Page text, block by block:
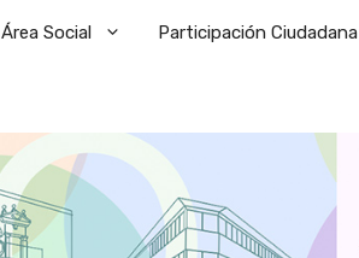
Área Social Participación Ciudadana